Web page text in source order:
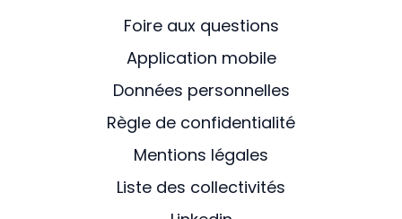
Foire aux questions
Application mobile
Données personnelles
Règle de confidentialité
Mentions légales
Liste des collectivités